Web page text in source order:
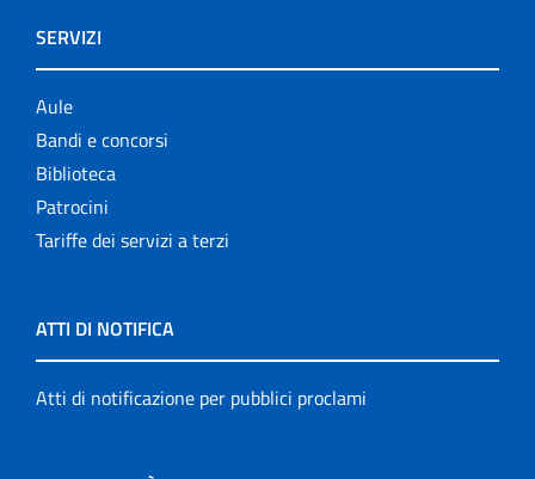
SERVIZI
Aule
Bandi e concorsi
Biblioteca
Patrocini
Tariffe dei servizi a terzi
ATTI DI NOTIFICA
Atti di notificazione per pubblici proclami